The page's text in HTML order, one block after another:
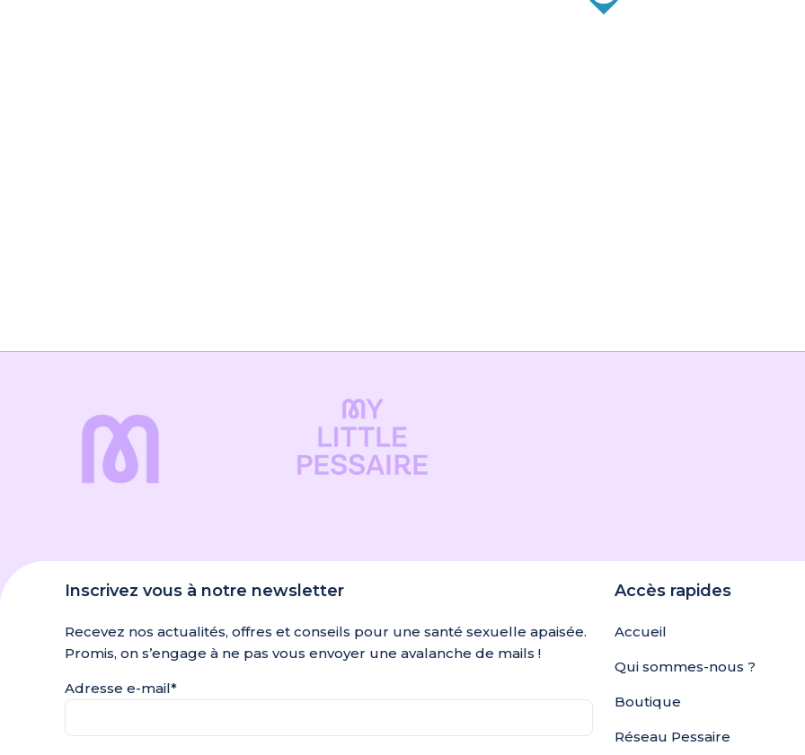
Inscrivez vous à notre newsletter
Recevez nos actualités, offres et conseils pour une santé sexuelle apaisée.
Promis, on s’engage à ne pas vous envoyer une avalanche de mails !
Adresse e-mail*
Accès rapides
Accueil
Qui sommes-nous ?
Boutique
Réseau Pessaire